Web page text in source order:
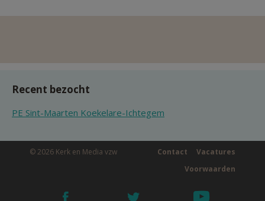
Recent bezocht
PE Sint-Maarten Koekelare-Ichtegem
© 2026 Kerk en Media vzw Vacatures
Contact
Voorwaarden